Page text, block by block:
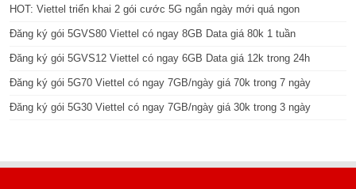
HOT: Viettel triển khai 2 gói cước 5G ngắn ngày mới quá ngon
Đăng ký gói 5GVS80 Viettel có ngay 8GB Data giá 80k 1 tuần
Đăng ký gói 5GVS12 Viettel có ngay 6GB Data giá 12k trong 24h
Đăng ký gói 5G70 Viettel có ngay 7GB/ngày giá 70k trong 7 ngày
Đăng ký gói 5G30 Viettel có ngay 7GB/ngày giá 30k trong 3 ngày